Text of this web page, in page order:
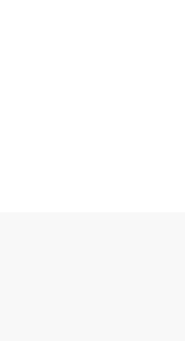
on Print